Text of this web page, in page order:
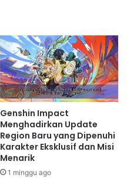
Genshin Impact
Menghadirkan Update
Region Baru yang Dipenuhi
Karakter Eksklusif dan Misi
Menarik
1 minggu ago